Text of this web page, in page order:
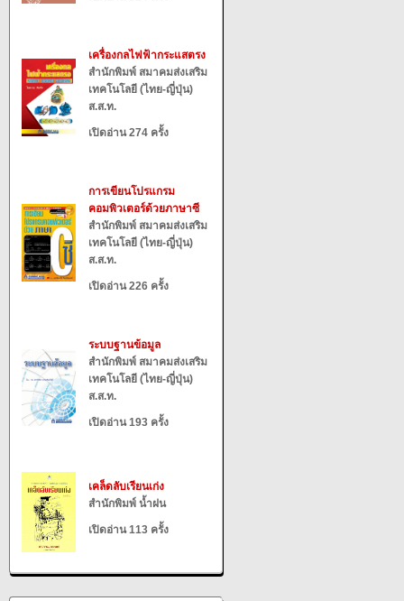
เครื่องกลไฟฟ้ากระแสตรง
สำนักพิมพ์ สมาคมส่งเสริม
เทคโนโลยี (ไทย-ญี่ปุ่น)
ส.ส.ท.
เปิดอ่าน 274 ครั้ง
การเขียนโปรแกรม
คอมพิวเตอร์ด้วยภาษาซี
สำนักพิมพ์ สมาคมส่งเสริม
เทคโนโลยี (ไทย-ญี่ปุ่น)
ส.ส.ท.
เปิดอ่าน 226 ครั้ง
ระบบฐานข้อมูล
สำนักพิมพ์ สมาคมส่งเสริม
เทคโนโลยี (ไทย-ญี่ปุ่น)
ส.ส.ท.
เปิดอ่าน 193 ครั้ง
เคล็ดลับเรียนเก่ง
สำนักพิมพ์ น้ำฝน
เปิดอ่าน 113 ครั้ง